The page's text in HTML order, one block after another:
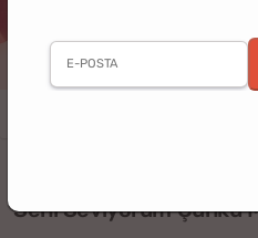
Seni Seviyorum Çünkü